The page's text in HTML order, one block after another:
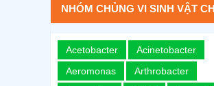
NHÓM CHỦNG VI SINH VẬT
Acetobacter
Acinetobacter
Aeromonas
Arthrobacter